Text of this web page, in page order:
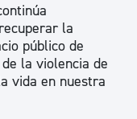
la
público de
la violencia de
vida en nuestra